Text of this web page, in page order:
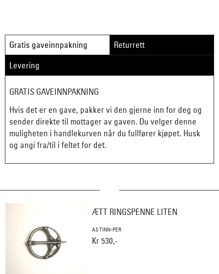
Gratis gaveinnpakning
Returrett
Levering
GRATIS GAVEINNPAKNING
Hvis det er en gave, pakker vi den gjerne inn for deg og
sender direkte til mottager av gaven. Du velger denne
muligheten i handlekurven når du fullfører kjøpet. Husk
og angi fra/til i feltet for det.
ÆTT RINGSPENNE LITEN
AS TINN-PER
Kr 530,-